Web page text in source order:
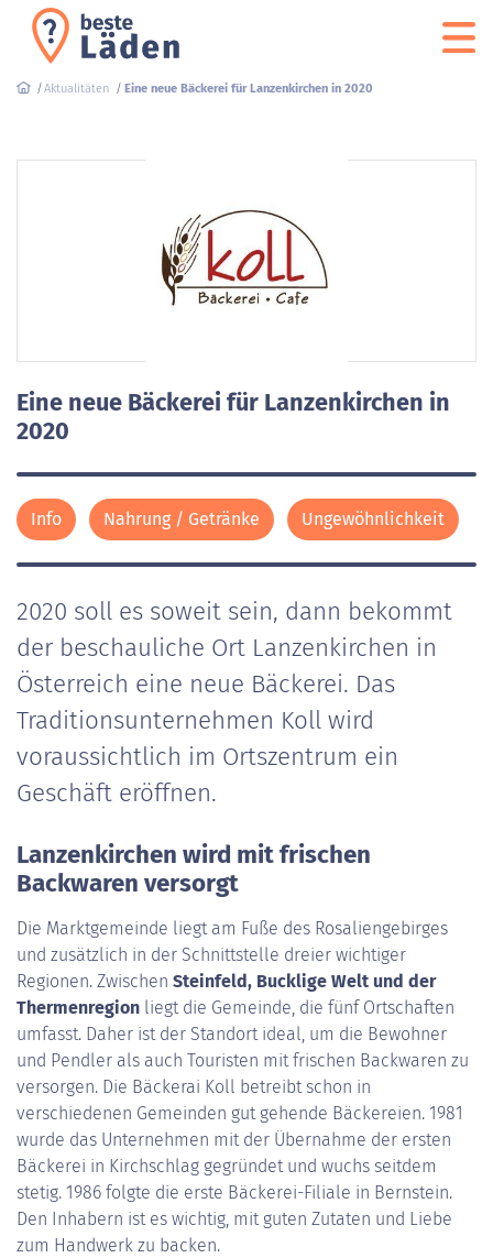
Aktualitäten Eine neue Bäckerei für Lanzenkirchen in 2020
Eine neue Bäckerei für Lanzenkirchen in
2020
Info Nahrung / Getränke Ungewöhnlichkeit
2020 soll es soweit sein, dann bekommt
der beschauliche Ort Lanzenkirchen in
Österreich eine neue Bäckerei. Das
Traditionsunternehmen Koll wird
voraussichtlich im Ortszentrum ein
Geschäft eröffnen.
Lanzenkirchen wird mit frischen
Backwaren versorgt
Die Marktgemeinde liegt am Fuße des Rosaliengebirges
und zusätzlich in der Schnittstelle dreier wichtiger
Regionen. Zwischen Steinfeld, Bucklige Welt und der
Thermenregion liegt die Gemeinde, die fünf Ortschaften
umfasst. Daher ist der Standort ideal, um die Bewohner
und Pendler als auch Touristen mit frischen Backwaren zu
versorgen. Die Bäckerai Koll betreibt schon in
verschiedenen Gemeinden gut gehende Bäckereien. 1981
wurde das Unternehmen mit der Übernahme der ersten
Bäckerei in Kirchschlag gegründet und wuchs seitdem
stetig. 1986 folgte die erste Bäckerei-Filiale in Bernstein.
Den Inhabern ist es wichtig, mit guten Zutaten und Liebe
zum Handwerk zu backen.